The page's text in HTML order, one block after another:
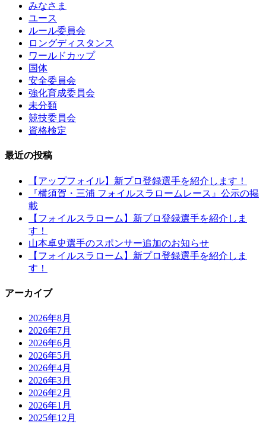
みなさま
ユース
ルール委員会
ロングディスタンス
ワールドカップ
国体
安全委員会
強化育成委員会
未分類
競技委員会
資格検定
最近の投稿
【アップフォイル】新プロ登録選手を紹介します！
『横須賀・三浦 フォイルスラロームレース』公示の掲
載
【フォイルスラローム】新プロ登録選手を紹介しま
す！
山本卓史選手のスポンサー追加のお知らせ
【フォイルスラローム】新プロ登録選手を紹介しま
す！
アーカイブ
2026年8月
2026年7月
2026年6月
2026年5月
2026年4月
2026年3月
2026年2月
2026年1月
2025年12月